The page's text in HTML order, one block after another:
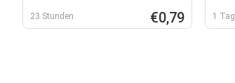
23 Stunden €0,79 1 Tag